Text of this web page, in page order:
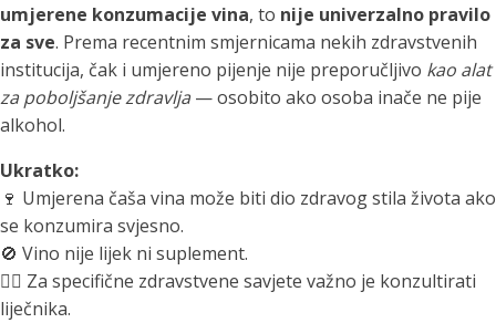
umjerene konzumacije vina, to nije univerzalno pravilo
za sve. Prema recentnim smjernicama nekih zdravstvenih
institucija, čak i umjereno pijenje nije preporučljivo kao alat
za poboljšanje zdravlja — osobito ako osoba inače ne pije
alkohol.
Ukratko:
🍷 Umjerena čaša vina može biti dio zdravog stila života ako
se konzumira svjesno.
🚫 Vino nije lijek ni suplement.
👩‍⚕️ Za specifične zdravstvene savjete važno je konzultirati
liječnika.